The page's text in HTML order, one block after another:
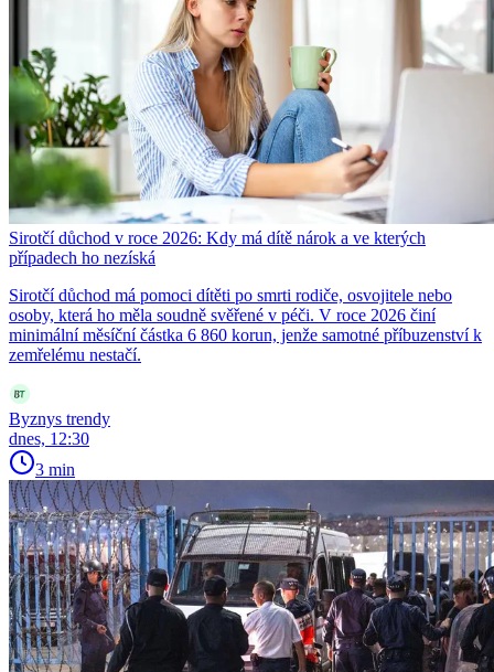
Sirotčí důchod v roce 2026: Kdy má dítě nárok a ve kterých
případech ho nezíská
Sirotčí důchod má pomoci dítěti po smrti rodiče, osvojitele nebo
osoby, která ho měla soudně svěřené v péči. V roce 2026 činí
minimální měsíční částka 6 860 korun, jenže samotné příbuzenství k
zemřelému nestačí.
Byznys trendy
dnes, 12:30
3 min